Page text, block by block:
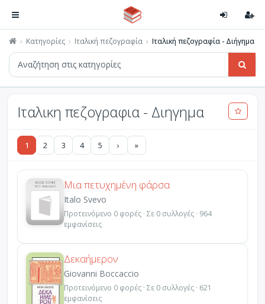
Κατηγορίες Ιταλική πεζογραφία Ιταλική πεζογραφία - Διήγημα
Ιταλικη πεζογραφια - Διηγημα
1 2 3 4 5 › »
Μια πετυχημένη φάρσα
Italo Svevo
Προτεινόμενο 0 φορές · Σε 0 συλλογές · 964
εμφανίσεις
Δεκαήμερον
Giovanni Boccaccio
Προτεινόμενο 0 φορές · Σε 0 συλλογές · 621
εμφανίσεις